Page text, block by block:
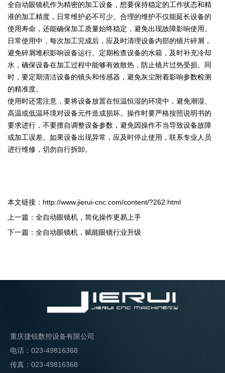
全自动眼镜机作为精密的加工设备，想要保持稳定的工作状态和精
准的加工精度，日常维护必不可少。合理的维护不仅能延长设备的
使用寿命，还能确保加工质量始终稳定，避免出现故障影响使用。
日常使用中，每次加工完成后，应及时清理设备内部的镜片碎屑，
避免碎屑堆积影响设备运行。定期检查设备的水箱，及时补充冷却
水，确保设备在加工过程中能够有效散热，防止镜片过热受损。同
时，要定期清洁设备的镜头和传感器，避免灰尘附着影响参数检测
的精准度。
使用时还需注意，要将设备放置在恒温恒湿的环境中，避免潮湿、
高温或低温环境对设备元件造成损坏。操作时要严格按照说明书的
要求进行，不要擅自调整设备参数，避免因操作不当导致设备故障
或加工误差。如果设备出现异常，应及时停止使用，联系专业人员
进行维修，切勿自行拆卸。
本文链接： http://www.jierui-cnc.com/content/?262.html
上一篇： 全自动眼镜机，简化操作更易上手
下一篇： 全自动眼镜机，赋能眼镜行业升级
重庆捷锐数控设备有限公司
电话：023-49816368
传真：023-49816368